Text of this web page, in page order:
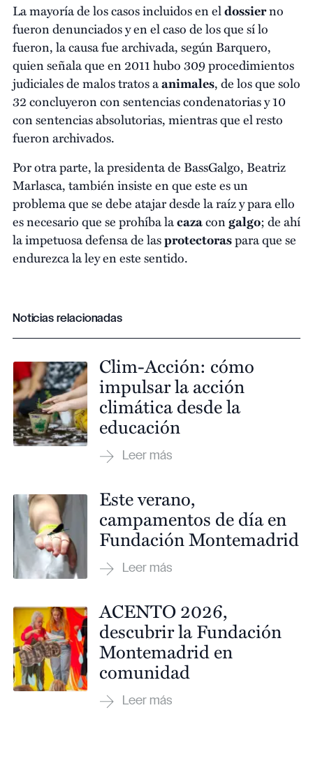
La mayoría de los casos incluidos en eldossierno
fueron denunciados y en el caso de los que sí lo
fueron, la causa fue archivada, según Barquero,
quien señala que en 2011 hubo 309 procedimientos
judiciales de malos tratos aanimales, de los que solo
32 concluyeron con sentencias condenatorias y 10
con sentencias absolutorias, mientras que el resto
fueron archivados.
Por otra parte, la presidenta de BassGalgo, Beatriz
Marlasca, también insiste en que este es un
problema que se debe atajar desde la raíz y para ello
es necesario que se prohíba lacazacongalgo; de ahí
la impetuosa defensa de lasprotectoraspara que se
endurezca la ley en este sentido.
Noticias relacionadas
Clim-Acción: cómo
impulsar la acción
climática desde la
educación
Este verano,
campamentos de día en
Fundación Montemadrid
ACENTO 2026,
descubrir la Fundación
Montemadrid en
comunidad